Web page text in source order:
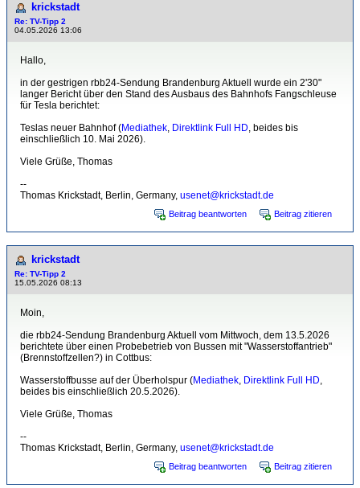
krickstadt
Re: TV-Tipp 2
04.05.2026 13:06
Hallo,
in der gestrigen rbb24-Sendung Brandenburg Aktuell wurde ein 2'30"
langer Bericht über den Stand des Ausbaus des Bahnhofs Fangschleuse
für Tesla berichtet:
Teslas neuer Bahnhof (Mediathek, Direktlink Full HD, beides bis
einschließlich 10. Mai 2026).
Viele Grüße, Thomas
--
Thomas Krickstadt, Berlin, Germany, usenet@krickstadt.de
Beitrag beantworten Beitrag zitieren
krickstadt
Re: TV-Tipp 2
15.05.2026 08:13
Moin,
die rbb24-Sendung Brandenburg Aktuell vom Mittwoch, dem 13.5.2026
berichtete über einen Probebetrieb von Bussen mit "Wasserstoffantrieb"
(Brennstoffzellen?) in Cottbus:
Wasserstoffbusse auf der Überholspur (Mediathek, Direktlink Full HD,
beides bis einschließlich 20.5.2026).
Viele Grüße, Thomas
--
Thomas Krickstadt, Berlin, Germany, usenet@krickstadt.de
Beitrag beantworten Beitrag zitieren